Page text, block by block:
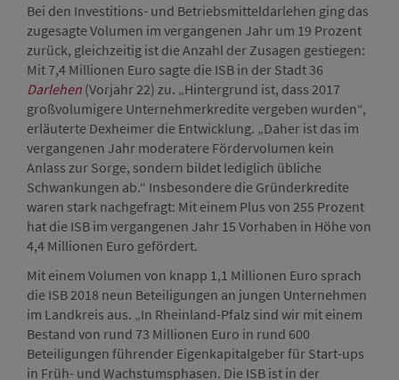
Bei den Investitions- und Betriebsmitteldarlehen ging das
zugesagte Volumen im vergangenen Jahr um 19 Prozent
zurück, gleichzeitig ist die Anzahl der Zusagen gestiegen:
Mit 7,4 Millionen Euro sagte die ISB in der Stadt 36
Darlehen (Vorjahr 22) zu. „Hintergrund ist, dass 2017
großvolumigere Unternehmerkredite vergeben wurden“,
erläuterte Dexheimer die Entwicklung. „Daher ist das im
vergangenen Jahr moderatere Fördervolumen kein
Anlass zur Sorge, sondern bildet lediglich übliche
Schwankungen ab.“ Insbesondere die Gründerkredite
waren stark nachgefragt: Mit einem Plus von 255 Prozent
hat die ISB im vergangenen Jahr 15 Vorhaben in Höhe von
4,4 Millionen Euro gefördert.
Mit einem Volumen von knapp 1,1 Millionen Euro sprach
die ISB 2018 neun Beteiligungen an jungen Unternehmen
im Landkreis aus. „In Rheinland-Pfalz sind wir mit einem
Bestand von rund 73 Millionen Euro in rund 600
Beteiligungen führender Eigenkapitalgeber für Start-ups
in Früh- und Wachstumsphasen. Die ISB ist in der